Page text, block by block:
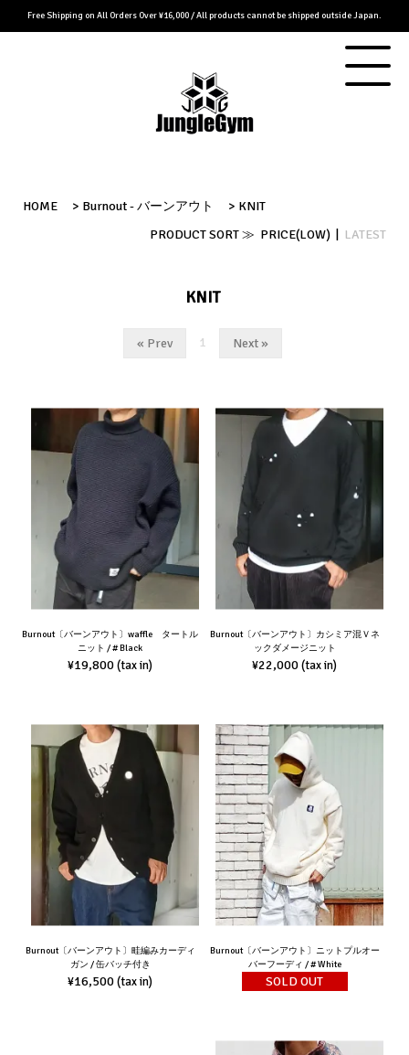
Free Shipping on All Orders Over ¥16,000 / All products cannot be shipped outside Japan.
HOME > Burnout - バーンアウト > KNIT
PRODUCT SORT ≫ PRICE(LOW) LATEST
KNIT
« Prev 1 Next »
Burnout〔バーンアウト〕waffle タートル
ニット / # Black
¥19,800(tax in)
Burnout〔バーンアウト〕カシミア混Ｖネ
ックダメージニット
¥22,000(tax in)
Burnout〔バーンアウト〕畦編みカーディ
ガン / 缶バッチ付き
¥16,500(tax in)
Burnout〔バーンアウト〕ニットプルオー
バーフーディ / # White
SOLD OUT